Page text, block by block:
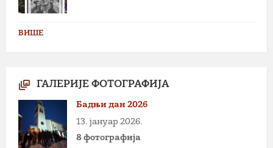
ВИШЕ
ГАЛЕРИЈЕ ФОТОГРАФИЈА
Бадњи дан 2026
13. јануар 2026.
8 фотографија